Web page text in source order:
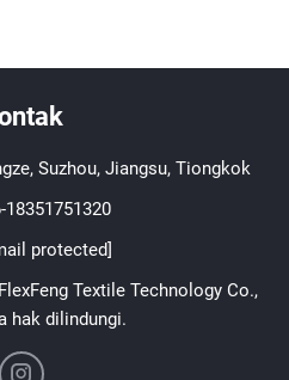
Suzhou, Jiangsu, Tiongkok
18351751320
protected]
Textile Technology Co.,
hak dilindungi.